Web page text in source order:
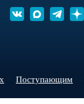
Поступающим